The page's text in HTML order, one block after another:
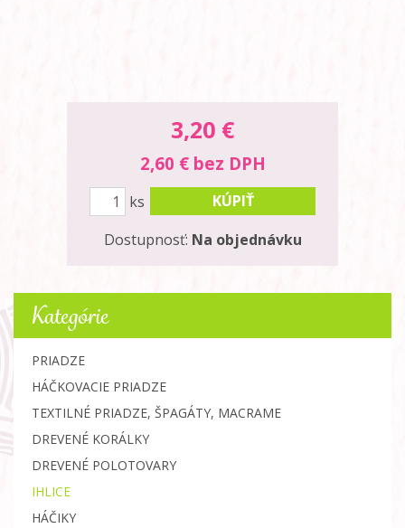
3,20 €
2,60 € bez DPH
ks
KÚPIŤ
Dostupnosť: Na objednávku
Kategórie
PRIADZE
HÁČKOVACIE PRIADZE
TEXTILNÉ PRIADZE, ŠPAGÁTY, MACRAME
DREVENÉ KORÁLKY
DREVENÉ POLOTOVARY
IHLICE
HÁČIKY